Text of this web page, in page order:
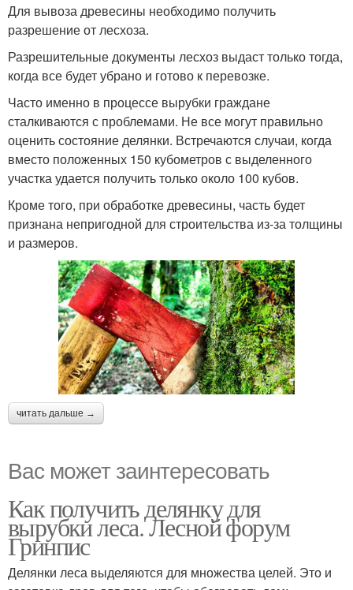
Для вывоза древесины необходимо получить
разрешение от лесхоза.
Разрешительные документы лесхоз выдаст только тогда,
когда все будет убрано и готово к перевозке.
Часто именно в процессе вырубки граждане
сталкиваются с проблемами. Не все могут правильно
оценить состояние делянки. Встречаются случаи, когда
вместо положенных 150 кубометров с выделенного
участка удается получить только около 100 кубов.
Кроме того, при обработке древесины, часть будет
признана непригодной для строительства из-за толщины
и размеров.
читать дальше →
Вас может заинтересовать
Как получить делянку для
вырубки леса. Лесной форум
Гринпис
Делянки леса выделяются для множества целей. Это и